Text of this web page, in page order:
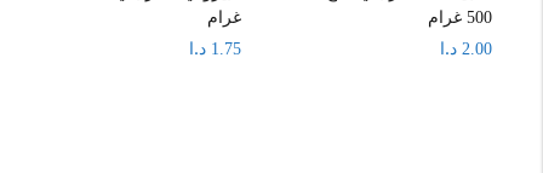
500 غرام
2.00 د.ا
غرام
1.75 د.ا